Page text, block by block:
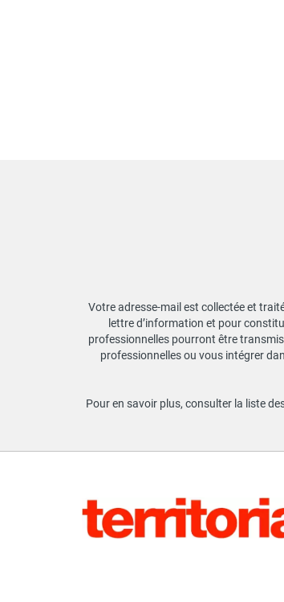
Votre adresse-mail est collectée et
lettre d’information et pour
professionnelles pourront être
professionnelles ou vous intégrer
Pour en savoir plus, consulter la liste